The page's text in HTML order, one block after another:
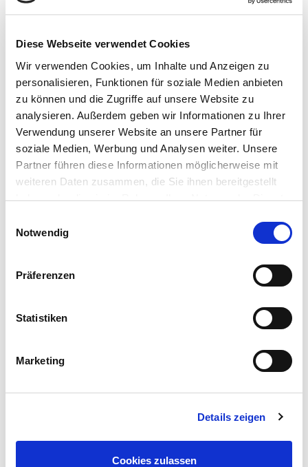
Diese Webseite verwendet Cookies
Wir verwenden Cookies, um Inhalte und Anzeigen zu
personalisieren, Funktionen für soziale Medien anbieten
zu können und die Zugriffe auf unsere Website zu
analysieren. Außerdem geben wir Informationen zu Ihrer
Verwendung unserer Website an unsere Partner für
soziale Medien, Werbung und Analysen weiter. Unsere
Partner führen diese Informationen möglicherweise mit
weiteren Daten zusammen, die Sie ihnen bereitgestellt
haben oder die sie im Rahmen Ihrer Nutzung der Dienste
Notwendig
Präferenzen
Statistiken
Marketing
Details zeigen
Cookies zulassen
Kontakt zu Selbsthilfegruppen.
Hier finden Sie die Kontaktdaten aller Ansprechpartner in
unserem Netzwerk:
Viszeralchirurgie
Gastroenterologie
Strahlentherapie
Hämatologie/Onkologie
Pathologie
Radiologie